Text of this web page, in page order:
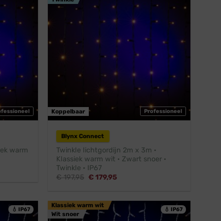
warm
Professioneel
Koppelbaar
Blynx Connect
Twinkle lichtgordijn 2m x 3m ·
Klassiek warm wit · Zwart snoer ·
Twinkle · IP67
€197,95 Oorspronkelijke
€179,95Huidige
💧 IP67 💧 IP67
Klassiek warm wit
Wit snoer